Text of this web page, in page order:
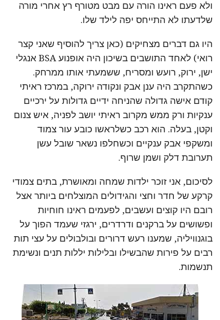
ולא פעם ראינו הורה עם מבט מטורף רץ אחרי מורה
שלדעתו לא התייחס יפה לילד שלו.
היו גם דברים מצחיקים (כאן צריך להוסיף שאני קצר
רואי) לאחד התושבים בשיכון היה אופנוע BSA אנגלי
ישן, ירוק, רועש ומסריח, ששמעתי אותו ממרחק.
כשהתקרב היה ענן אבק ונקודה ירוקה, במרכז ראיתי
קודם אישה גדולה שהניחה ידיים גדולות על ירכיים
ענקיות ורק ממש מקרוב ראיתי יושב לפניה, איש צנום
וקטן, בעלה. הוא רכב כשלראשו כובע עור צמוד
ומשקפי אבק ענקיים וכשחלפו נשאר שובל עשן
תערובת דלק ושמן שרוף.
לסיכום, אני זוכר ילדות שמחה ומאושרת, בתים צמודי
קרקע של חדר וחצי והגידולים המוצלחים ביותר אצל
רובם היו קוצים ועשבים, לפעמים ראינו חוחיות
ופשושים על ברקנים ודרדרים, ירגזי שעמד הפוך על
בוגנוויליה, שמענו רעש דרורים ובולבולים על עצי תות
רבים על פירות שהבשילו ובלילות יללות תנים ונשימת
תנשמות.